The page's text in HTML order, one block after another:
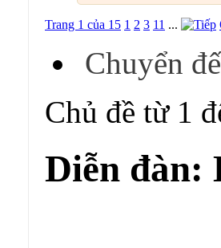
Trang 1 của 15 1 2 3 11 ...
Chuyển
Chủ đề từ 1
Diễn đàn: